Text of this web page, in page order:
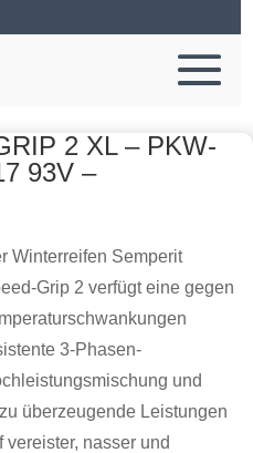
2 XL – PKW-
93V –
Winterreifen Semperit
Grip 2 verfügt eine gegen
3-Phasen-
und
überzeugende Leistungen
vereister, nasser und